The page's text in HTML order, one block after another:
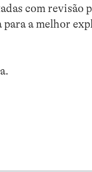
com revisão
a melhor